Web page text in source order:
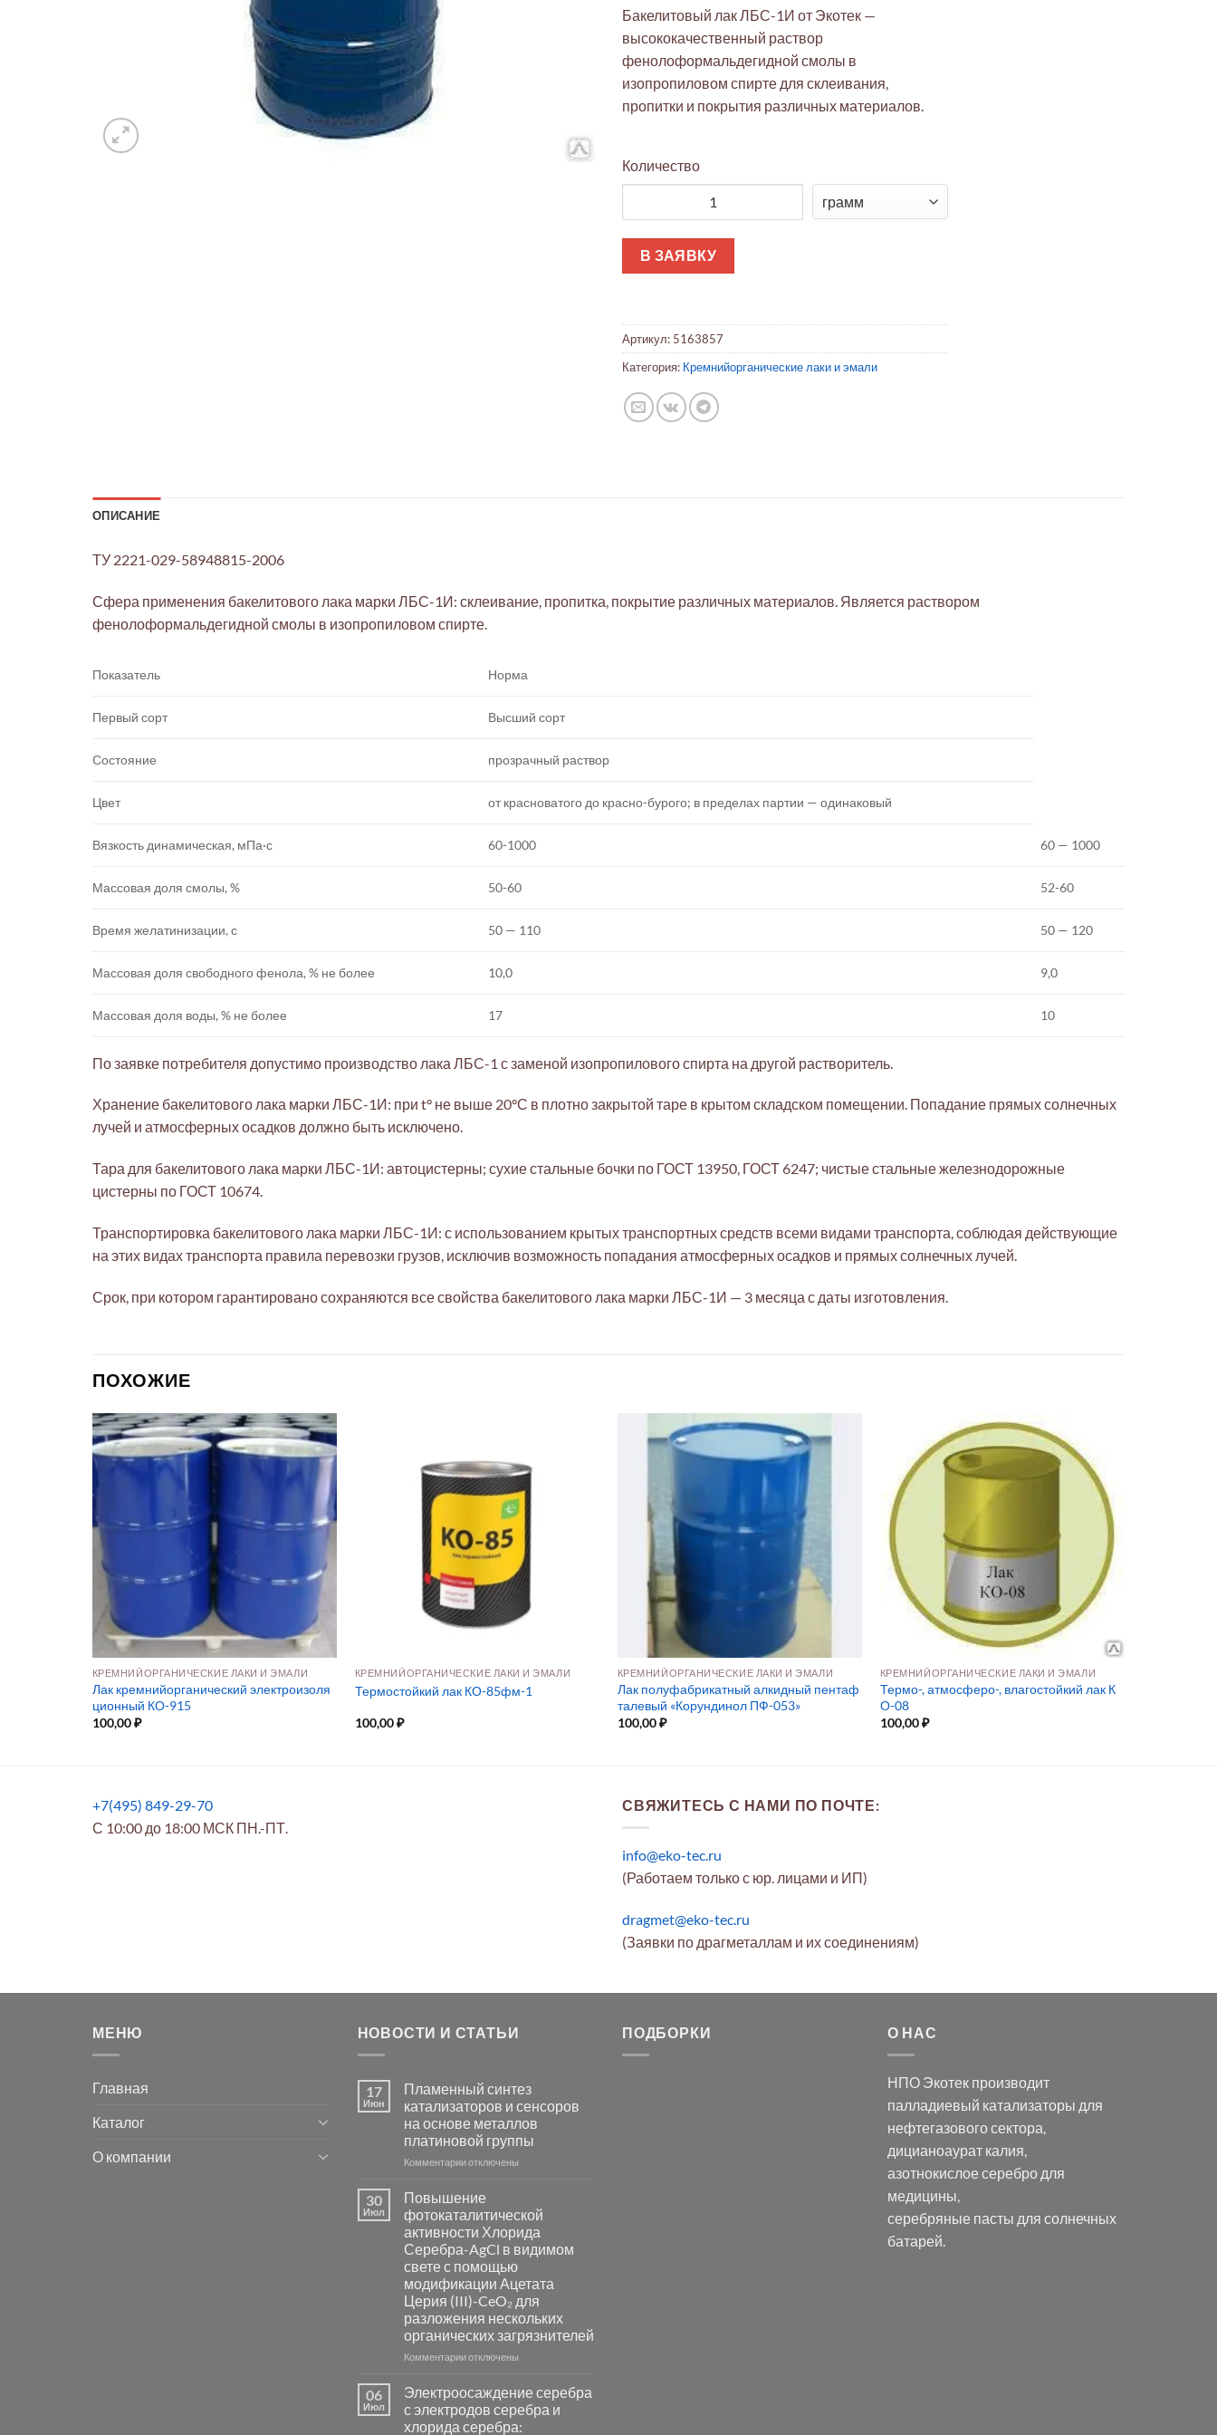
Бакелитовый лак ЛБС-1И от Экотек —
высококачественный раствор
фенолоформальдегидной смолы в
изопропиловом спирте для склеивания,
пропитки и покрытия различных материалов.
Количество
В ЗАЯВКУ
Артикул: 5163857
Категория: Кремнийорганические лаки и эмали
ОПИСАНИЕ
ТУ 2221-029-58948815-2006
Сфера применения бакелитового лака марки ЛБС-1И: склеивание, пропитка, покрытие различных материалов. Является раствором
фенолоформальдегидной смолы в изопропиловом спирте.
Показатель Норма
Первый сорт Высший сорт
Состояние прозрачный раствор
Цвет от красноватого до красно-бурого; в пределах партии — одинаковый
Вязкость динамическая, мПа·с 60-1000 60 — 1000
Массовая доля смолы, % 50-60 52-60
Время желатинизации, с 50 — 110 50 — 120
Массовая доля свободного фенола, % не более 10,0 9,0
Массовая доля воды, % не более 17 10
По заявке потребителя допустимо производство лака ЛБС-1 с заменой изопропилового спирта на другой растворитель.
Хранение бакелитового лака марки ЛБС-1И: при t° не выше 20°С в плотно закрытой таре в крытом складском помещении. Попадание прямых солнечных
лучей и атмосферных осадков должно быть исключено.
Тара для бакелитового лака марки ЛБС-1И: автоцистерны; сухие стальные бочки по ГОСТ 13950, ГОСТ 6247; чистые стальные железнодорожные
цистерны по ГОСТ 10674.
Транспортировка бакелитового лака марки ЛБС-1И: с использованием крытых транспортных средств всеми видами транспорта, соблюдая действующие
на этих видах транспорта правила перевозки грузов, исключив возможность попадания атмосферных осадков и прямых солнечных лучей.
Срок, при котором гарантировано сохраняются все свойства бакелитового лака марки ЛБС-1И — 3 месяца с даты изготовления.
ПОХОЖИЕ
КРЕМНИЙОРГАНИЧЕСКИЕ ЛАКИ И ЭМАЛИ
Лак кремнийорганический электроизоля
ционный КО-915
100,00₽
КРЕМНИЙОРГАНИЧЕСКИЕ ЛАКИ И ЭМАЛИ
Термостойкий лак КО-85фм-1
100,00₽
КРЕМНИЙОРГАНИЧЕСКИЕ ЛАКИ И ЭМАЛИ
Лак полуфабрикатный алкидный пентаф
талевый «Корундинол ПФ-053»
100,00₽
КРЕМНИЙОРГАНИЧЕСКИЕ ЛАКИ И ЭМАЛИ
Термо-, атмосферо-, влагостойкий лак К
О-08
100,00₽
+7(495) 849-29-70
С 10:00 до 18:00 МСК ПН.-ПТ.
СВЯЖИТЕСЬ С НАМИ ПО ПОЧТЕ:
info@eko-tec.ru
(Работаем только с юр. лицами и ИП)
dragmet@eko-tec.ru
(Заявки по драгметаллам и их соединениям)
МЕНЮ
Главная
Каталог
О компании
НОВОСТИ И СТАТЬИ
17
Июн
Пламенный синтез
катализаторов и сенсоров
на основе металлов
платиновой группы
Комментариик
синтез
катализаторов
и
сенсоров
на
основе
металлов
платиновой
группы
отключены
30
Июл
Повышение
фотокаталитической
активности Хлорида
Серебра-AgCl в видимом
свете с помощью
модификации Ацетата
Церия (III)-CeO₂ для
разложения нескольких
органических загрязнителей
Комментариик
фотокаталитической
активности
Хлорида
отключены
06
Июл
Электроосаждение серебра
с электродов серебра и
хлорида серебра:
ПОДБОРКИ О НАС
НПО Экотек производит
палладиевый катализаторы для
нефтегазового сектора,
дицианоаурат калия,
азотнокислое серебродля
медицины,
серебряные пасты для солнечных
батарей.